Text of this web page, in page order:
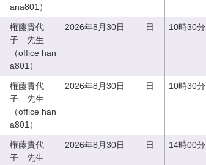
ana801）
権藤貴代
子 先生
（office han
a801）
2026年8月30日 日 10時30分
権藤貴代
子 先生
（office han
a801）
2026年8月30日 日 10時30分
権藤貴代
子 先生
2026年8月30日 日 14時00分